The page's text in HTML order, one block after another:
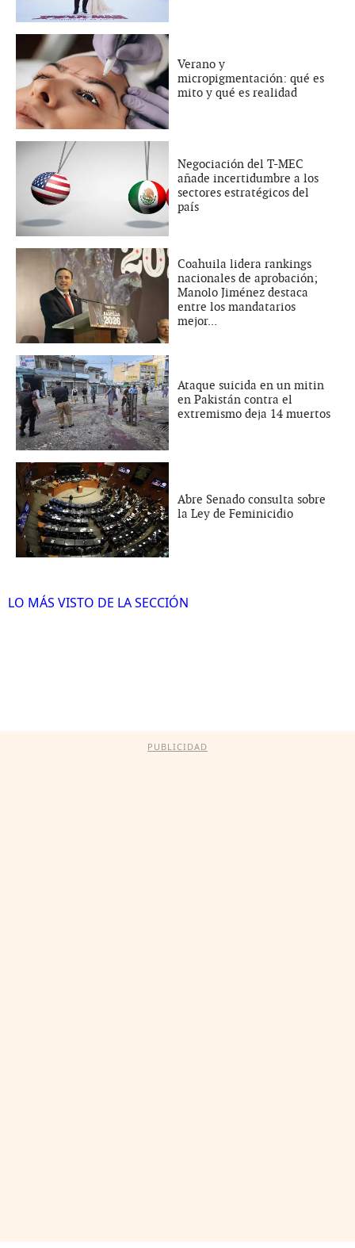
Verano y
micropigmentación: qué es
mito y qué es realidad
Negociación del T-MEC
añade incertidumbre a los
sectores estratégicos del
país
Coahuila lidera rankings
nacionales de aprobación;
Manolo Jiménez destaca
entre los mandatarios
mejor...
Ataque suicida en un mitin
en Pakistán contra el
extremismo deja 14 muertos
Abre Senado consulta sobre
la Ley de Feminicidio
LO MÁS VISTO DE LA SECCIÓN
PUBLICIDAD